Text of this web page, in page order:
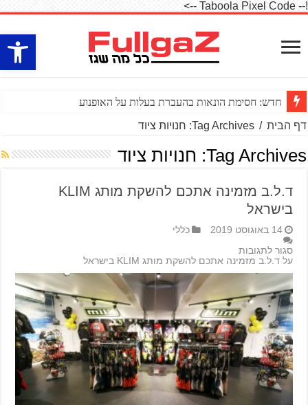
פתח
!-- Taboola Pixel Code -->
חדש: חסימת הונאות בהעברת בעלות על האופנוע
דף הבית / Tag Archives: חנויות ציוד
Tag Archives: חנויות ציוד
ד.ל.ב מזמינה אתכם להשקת מותג KLIM
בישראל
14 באוגוסט 2019
כללי
סגור לתגובות
על ד.ל.ב מזמינה אתכם להשקת מותג KLIM בישראל